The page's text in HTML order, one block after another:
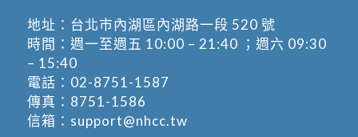
地址： 台北市內湖區內湖路一段 520 號
時間：週一至週五 10:00 – 21:40 ；週六 09:30
– 15:40
電話： 02-8751-1587
傳真：8751-1586
信箱： support@nhcc.tw